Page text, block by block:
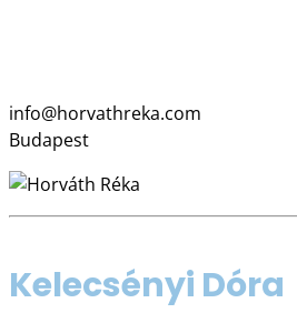
info@horvathreka.com
Budapest
Kelecsényi Dóra